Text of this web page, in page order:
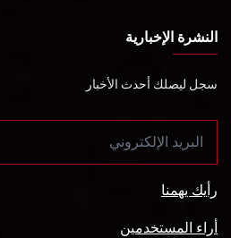
النشرة الإخبارية
سجل ليصلك أحدث الأخبار
رأيك يهمنا
أراء المستخدمين